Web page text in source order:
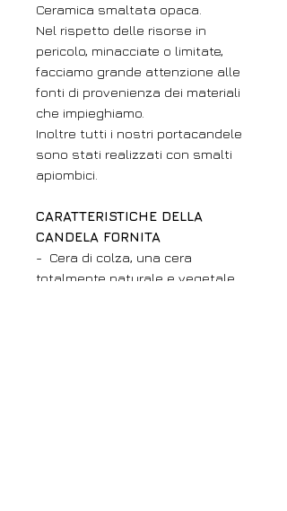
Ceramica smaltata opaca.
Nel rispetto delle risorse in
pericolo, minacciate o limitate,
facciamo grande attenzione alle
fonti di provenienza dei materiali
che impieghiamo.
Inoltre tutti i nostri portacandele
sono stati realizzati con smalti
apiombici.
CARATTERISTICHE DELLA
CANDELA FORNITA
- Cera di colza, una cera
totalmente naturale e vegetale